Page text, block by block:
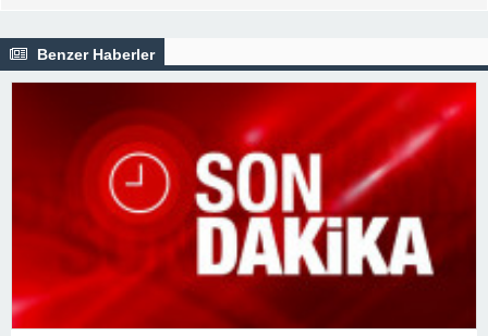
Benzer Haberler